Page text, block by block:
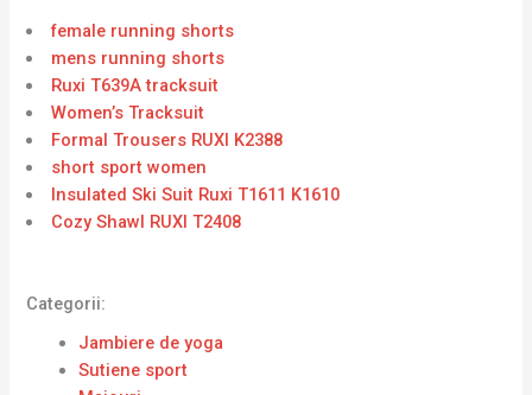
female running shorts
mens running shorts
Ruxi T639A tracksuit
Women’s Tracksuit
Formal Trousers RUXI K2388
short sport women
Insulated Ski Suit Ruxi T1611 K1610
Cozy Shawl RUXI T2408
Categorii:
Jambiere de yoga
Sutiene sport